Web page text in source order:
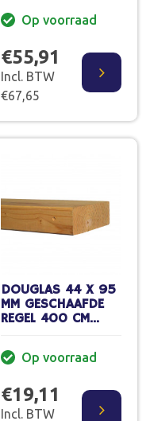
PEFC
Op voorraad
€55,91
Incl. BTW
€67,65
DOUGLAS 44 X 95
MM GESCHAAFDE
REGEL 400 CM
Op voorraad
€19,11
Incl. BTW